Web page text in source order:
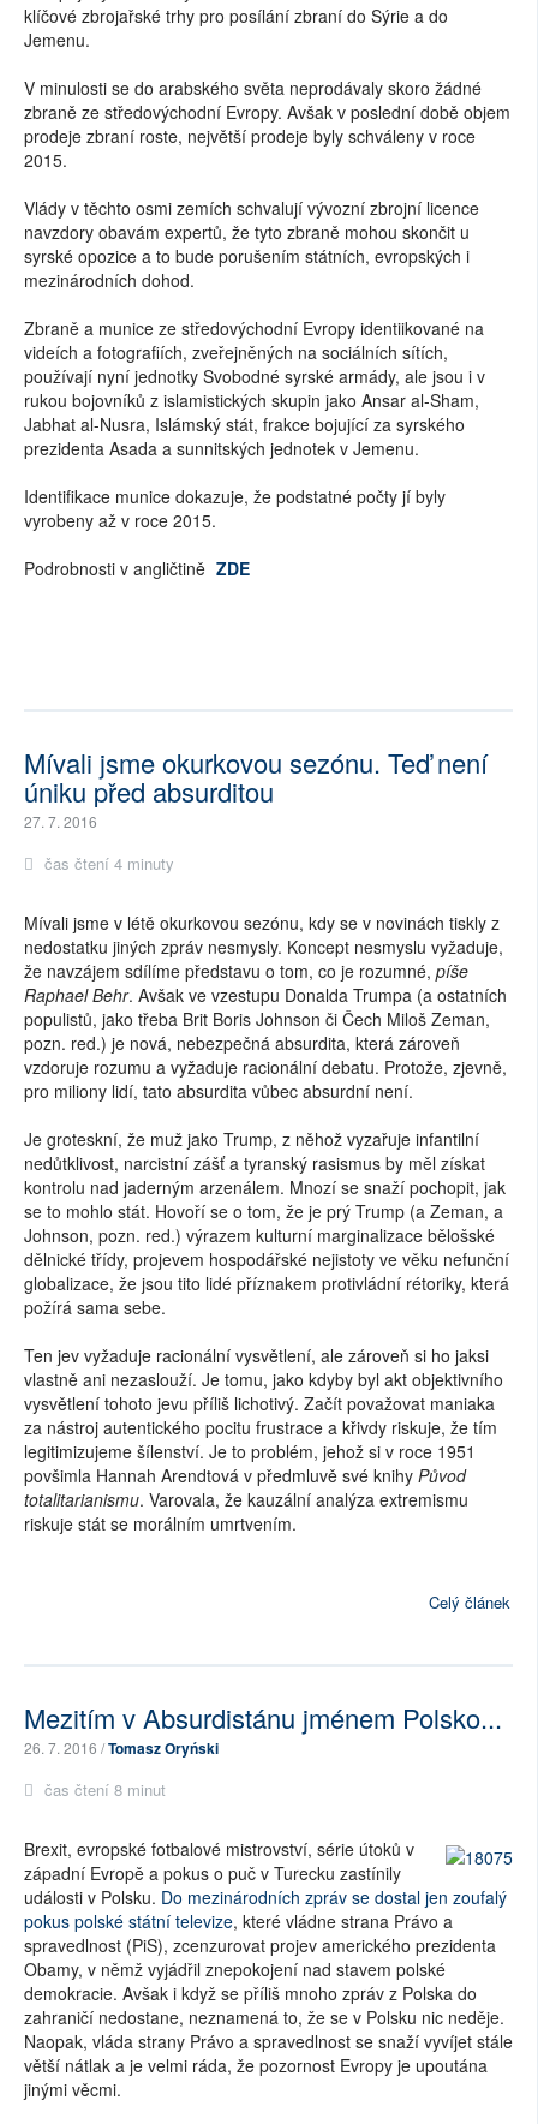
klíčové zbrojařské trhy pro posílání zbraní do Sýrie a do
Jemenu.
V minulosti se do arabského světa neprodávaly skoro žádné
zbraně ze středovýchodní Evropy. Avšak v poslední době objem
prodeje zbraní roste, největší prodeje byly schváleny v roce
2015.
Vlády v těchto osmi zemích schvalují vývozní zbrojní licence
navzdory obavám expertů, že tyto zbraně mohou skončit u
syrské opozice a to bude porušením státních, evropských i
mezinárodních dohod.
Zbraně a munice ze středovýchodní Evropy identiikované na
videích a fotografiích, zveřejněných na sociálních sítích,
používají nyní jednotky Svobodné syrské armády, ale jsou i v
rukou bojovníků z islamistických skupin jako Ansar al-Sham,
Jabhat al-Nusra, Islámský stát, frakce bojující za syrského
prezidenta Asada a sunnitských jednotek v Jemenu.
Identifikace munice dokazuje, že podstatné počty jí byly
vyrobeny až v roce 2015.
Podrobnosti v angličtině ZDE
Mívali jsme okurkovou sezónu. Teď není
úniku před absurditou
27. 7. 2016
čas čtení 4 minuty
Mívali jsme v létě okurkovou sezónu, kdy se v novinách tiskly z
nedostatku jiných zpráv nesmysly. Koncept nesmyslu vyžaduje,
že navzájem sdílíme představu o tom, co je rozumné, píše
Raphael Behr. Avšak ve vzestupu Donalda Trumpa (a ostatních
populistů, jako třeba Brit Boris Johnson či Čech Miloš Zeman,
pozn. red.) je nová, nebezpečná absurdita, která zároveň
vzdoruje rozumu a vyžaduje racionální debatu. Protože, zjevně,
pro miliony lidí, tato absurdita vůbec absurdní není.
Je groteskní, že muž jako Trump, z něhož vyzařuje infantilní
nedůtklivost, narcistní zášť a tyranský rasismus by měl získat
kontrolu nad jaderným arzenálem. Mnozí se snaží pochopit, jak
se to mohlo stát. Hovoří se o tom, že je prý Trump (a Zeman, a
Johnson, pozn. red.) výrazem kulturní marginalizace bělošské
dělnické třídy, projevem hospodářské nejistoty ve věku nefunční
globalizace, že jsou tito lidé příznakem protivládní rétoriky, která
požírá sama sebe.
Ten jev vyžaduje racionální vysvětlení, ale zároveň si ho jaksi
vlastně ani nezaslouží. Je tomu, jako kdyby byl akt objektivního
vysvětlení tohoto jevu příliš lichotivý. Začít považovat maniaka
za nástroj autentického pocitu frustrace a křivdy riskuje, že tím
legitimizujeme šílenství. Je to problém, jehož si v roce 1951
povšimla Hannah Arendtová v předmluvě své knihy Původ
totalitarianismu. Varovala, že kauzální analýza extremismu
riskuje stát se morálním umrtvením.
Celý článek
Mezitím v Absurdistánu jménem Polsko...
26. 7. 2016 /Tomasz Oryński
čas čtení 8 minut
Brexit, evropské fotbalové mistrovství, série útoků v
západní Evropě a pokus o puč v Turecku zastínily
události v Polsku. Do mezinárodních zpráv se dostal jen zoufalý
pokus polské státní televize, které vládne strana Právo a
spravedlnost (PiS), zcenzurovat projev amerického prezidenta
Obamy, v němž vyjádřil znepokojení nad stavem polské
demokracie. Avšak i když se příliš mnoho zpráv z Polska do
zahraničí nedostane, neznamená to, že se v Polsku nic neděje.
Naopak, vláda strany Právo a spravedlnost se snaží vyvíjet stále
větší nátlak a je velmi ráda, že pozornost Evropy je upoutána
jinými věcmi.